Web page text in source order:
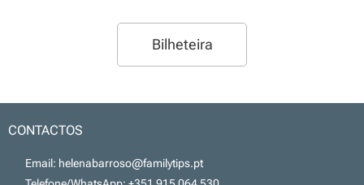
Bilheteira
CONTACTOS
📧 Email: helenabarroso@familytips.pt